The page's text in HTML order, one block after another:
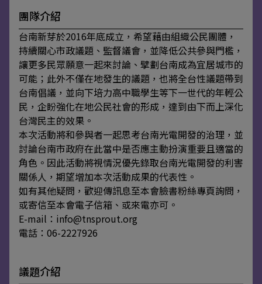
團隊介紹
台南新芽於2016年底成立，希望藉由組織公民團體，
持續關心市政議題、監督議會，並降低公共參與門檻，
讓更多民眾願意一起來討論、擘劃台南成為宜居城市的
可能；此外不僅在地發生的議題，也將全台性議題帶到
台南倡議，並向下培力高中職學生等下一世代的年輕公
民，企盼強化在地公民社會的形成，達到由下而上深化
台灣民主的效果。
本次活動將和參與者一起思考台南光電開發的治理，並
討論台南市政府在此當中是否應主動扮演重要且適當的
角色。因此活動將視情況優先錄取台南光電開發的利害
關係人，期望增加本次活動成果的代表性。
如有其他疑問，歡迎傳訊息至本會臉書粉絲專頁詢問，
或寄信至本會電子信箱、或來電亦可。
E-mail：info@tnsprout.org
電話：06-2227926
議題介紹